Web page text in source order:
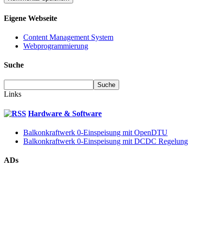
Eigene Webseite
Content Management System
Webprogrammierung
Suche
Links
Hardware & Software
Balkonkraftwerk 0-Einspeisung mit OpenDTU
Balkonkraftwerk 0-Einspeisung mit DCDC Regelung
ADs